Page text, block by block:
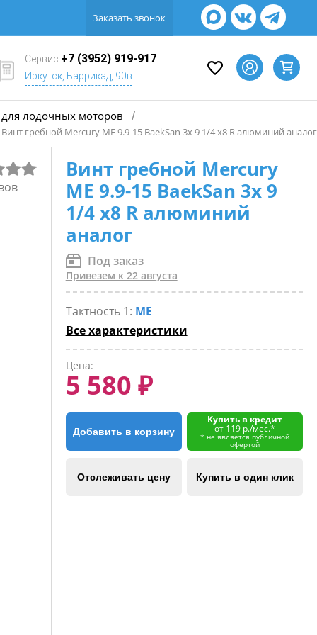
Заказать звонок
Сервис +7 (3952) 919-917
Иркутск, Баррикад, 90в
лодочных моторов
/
Винт гребной Mercury ME 9.9-15 BaekSan 3х 9 1/4 х8 R алюминий аналог
Винт гребной Mercury
ME 9.9-15 BaekSan 3х 9
1/4 х8 R алюминий
аналог
Под заказ
Привезем к 22 августа
Тактность 1: ME
Все характеристики
Цена:
5 580 ₽
Добавить в корзину
Купить в кредит
от 119 р./мес.*
* не является публичной
офертой
Отслеживать цену Купить в один клик